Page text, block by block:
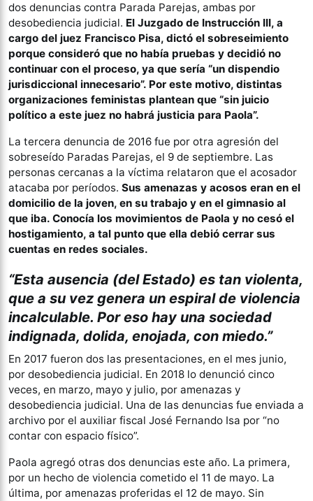
dos denuncias contra Parada Parejas, ambas por
desobediencia judicial. El Juzgado de Instrucción III, a
cargo del juez Francisco Pisa, dictó el sobreseimiento
porque consideró que no había pruebas y decidió no
continuar con el proceso, ya que sería “un dispendio
jurisdiccional innecesario”. Por este motivo, distintas
organizaciones feministas plantean que “sin juicio
político a este juez no habrá justicia para Paola”.
La tercera denuncia de 2016 fue por otra agresión del
sobreseído Paradas Parejas, el 9 de septiembre. Las
personas cercanas a la víctima relataron que el acosador
atacaba por períodos. Sus amenazas y acosos eran en el
domicilio de la joven, en su trabajo y en el gimnasio al
que iba. Conocía los movimientos de Paola y no cesó el
hostigamiento, a tal punto que ella debió cerrar sus
cuentas en redes sociales.
“Esta ausencia (del Estado) es tan violenta,
que a su vez genera un espiral de violencia
incalculable. Por eso hay una sociedad
indignada, dolida, enojada, con miedo.”
En 2017 fueron dos las presentaciones, en el mes junio,
por desobediencia judicial. En 2018 lo denunció cinco
veces, en marzo, mayo y julio, por amenazas y
desobediencia judicial. Una de las denuncias fue enviada a
archivo por el auxiliar fiscal José Fernando Isa por “no
contar con espacio físico”.
Paola agregó otras dos denuncias este año. La primera,
por un hecho de violencia cometido el 11 de mayo. La
última, por amenazas proferidas el 12 de mayo. Sin